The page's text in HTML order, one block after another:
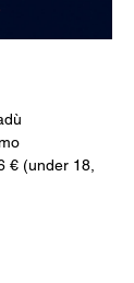
€ (under 18,